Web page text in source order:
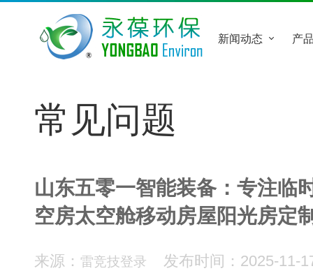
首页 关于我们 新闻动态 产
常见问题
山东五零一智能装备：专注临
空房太空舱移动房屋阳光房定
来源： 雷竞技登录 发布时间：2025-11-